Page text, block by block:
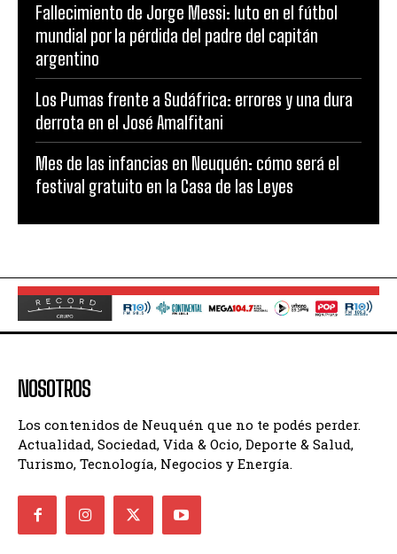
Fallecimiento de Jorge Messi: luto en el fútbol
mundial por la pérdida del padre del capitán
argentino
Los Pumas frente a Sudáfrica: errores y una dura
derrota en el José Amalfitani
Mes de las infancias en Neuquén: cómo será el
festival gratuito en la Casa de las Leyes
NOSOTROS
Los contenidos de Neuquén que no te podés perder.
Actualidad, Sociedad, Vida & Ocio, Deporte & Salud,
Turismo, Tecnología, Negocios y Energía.